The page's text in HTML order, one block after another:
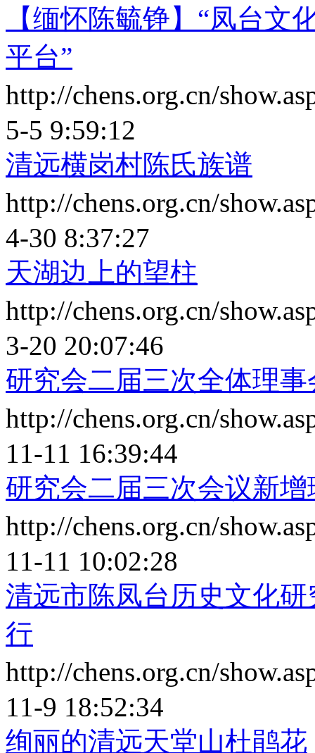
【缅怀陈毓铮】“凤台文
平台”
http://chens.org.cn/
5-5 9:59:12
清远横岗村陈氏族谱
http://chens.org.cn/
4-30 8:37:27
天湖边上的望柱
http://chens.org.cn/
3-20 20:07:46
研究会二届三次全体理
http://chens.org.cn/
11-11 16:39:44
研究会二届三次会议新
http://chens.org.cn/
11-11 10:02:28
清远市陈凤台历史文化
行
http://chens.org.cn/
11-9 18:52:34
绚丽的清远天堂山杜鹃花